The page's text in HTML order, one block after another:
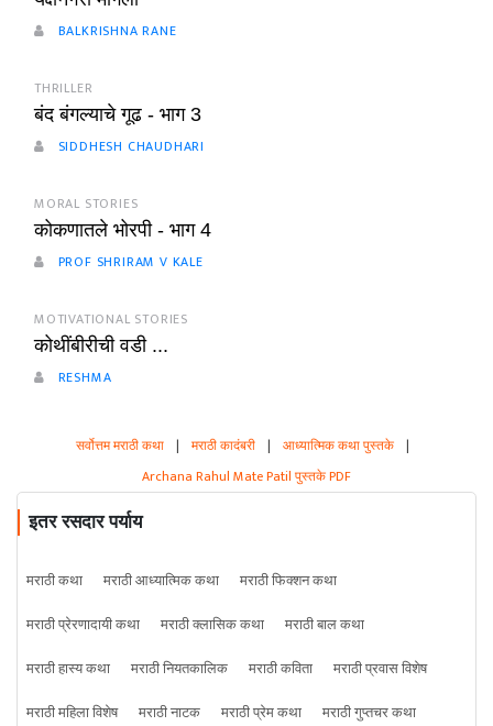
BALKRISHNA RANE
THRILLER
बंद बंगल्याचे गूढ - भाग 3
SIDDHESH CHAUDHARI
MORAL STORIES
कोकणातले भोरपी - भाग 4
PROF SHRIRAM V KALE
MOTIVATIONAL STORIES
कोथींबीरीची वडी ...
RESHMA
सर्वोत्तम मराठी कथा | मराठी कादंबरी | आध्यात्मिक कथा पुस्तके |
Archana Rahul Mate Patil पुस्तके PDF
इतर रसदार पर्याय
मराठी कथा मराठी आध्यात्मिक कथा
मराठी फिक्शन कथा
मराठी प्रेरणादायी कथा
मराठी क्लासिक कथा
मराठी बाल कथा
मराठी हास्य कथा
मराठी नियतकालिक मराठी कविता
मराठी प्रवास विशेष
मराठी महिला विशेष
मराठी नाटक मराठी प्रेम कथा
मराठी गुप्तचर कथा